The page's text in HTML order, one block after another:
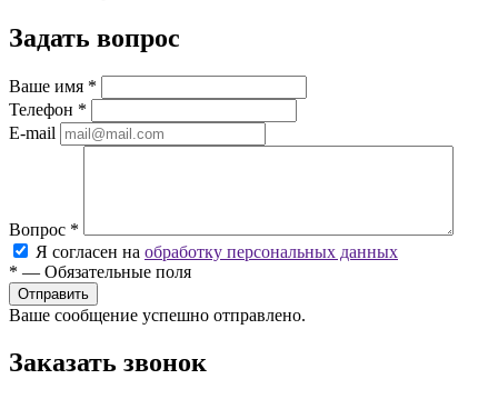
Задать вопрос
Ваше имя *
Телефон *
E-mail
Вопрос *
Я согласен на обработку персональных данных
* — Обязательные поля
Ваше сообщение успешно отправлено.
Заказать звонок